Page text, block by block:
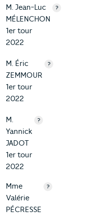
M. Jean-Luc
MÉLENCHON
1er tour
2022
?
M. Éric
ZEMMOUR
1er tour
2022
?
M.
Yannick
JADOT
1er tour
2022
?
Mme
Valérie
PÉCRESSE
?